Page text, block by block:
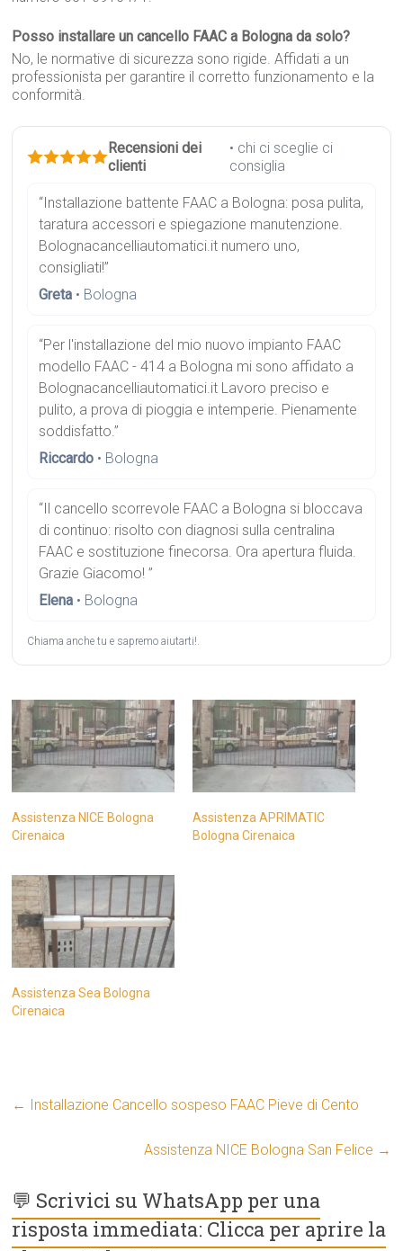
Posso installare un cancello FAAC a Bologna da solo?
No, le normative di sicurezza sono rigide. Affidati a un
professionista per garantire il corretto funzionamento e la
conformità.
Recensioni dei
clienti
• chi ci sceglie ci
consiglia
“Installazione battente FAAC a Bologna: posa pulita,
taratura accessori e spiegazione manutenzione.
Bolognacancelliautomatici.it numero uno,
consigliati!”
Greta • Bologna
“Per l'installazione del mio nuovo impianto FAAC
modello FAAC - 414 a Bologna mi sono affidato a
Bolognacancelliautomatici.it Lavoro preciso e
pulito, a prova di pioggia e intemperie. Pienamente
soddisfatto.”
Riccardo • Bologna
“Il cancello scorrevole FAAC a Bologna si bloccava
di continuo: risolto con diagnosi sulla centralina
FAAC e sostituzione finecorsa. Ora apertura fluida.
Grazie Giacomo! ”
Elena • Bologna
Chiama anche tu e sapremo aiutarti!.
Assistenza NICE Bologna
Cirenaica
Assistenza APRIMATIC
Bologna Cirenaica
Assistenza Sea Bologna
Cirenaica
← Installazione Cancello sospeso FAAC Pieve di Cento
Assistenza NICE Bologna San Felice →
💬 Scrivici su WhatsApp per una
risposta immediata: Clicca per aprire la